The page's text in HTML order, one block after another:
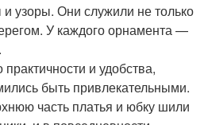
узоры. Они служили не только
У каждого орнамента —
и удобства,
быть привлекательными.
часть платья и юбку шили